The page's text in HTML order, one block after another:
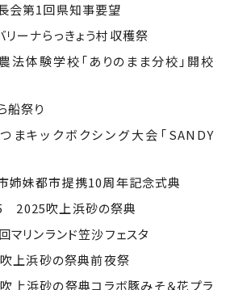
第1回県知事要望
ーナらっきょう村収穫祭
体験学校「ありのまま分校」開校
祭り
キックボクシング大会「SANDY
妹都市提携10周年記念式典
2025吹上浜砂の祭典
リンランド笠沙フェスタ
上浜砂の祭典前夜祭
浜砂の祭典コラボ豚みそ＆花プラ